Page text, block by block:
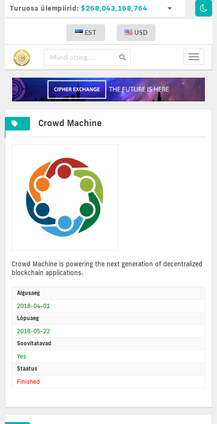
Turuosa ülempiirid: $268,043,168,764
EST USD
Toggle
Crowd Machine
Crowd Machine is powering the next generation of decentralized
blockchain applications.
Algusaeg
2018-04-01
Lõpuaeg
2018-05-22
Soovitatavad
Yes
Staatus
Finished